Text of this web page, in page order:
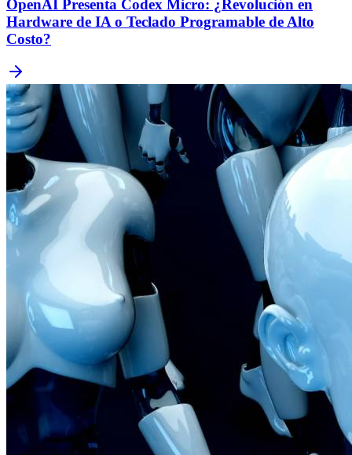
OpenAI Presenta Codex Micro: ¿Revolución en
Hardware de IA o Teclado Programable de Alto
Costo?